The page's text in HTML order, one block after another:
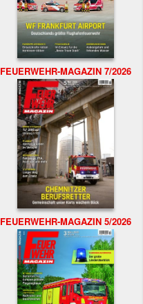
FEUERWEHR-MAGAZIN 7/2026
FEUERWEHR-MAGAZIN 5/2026